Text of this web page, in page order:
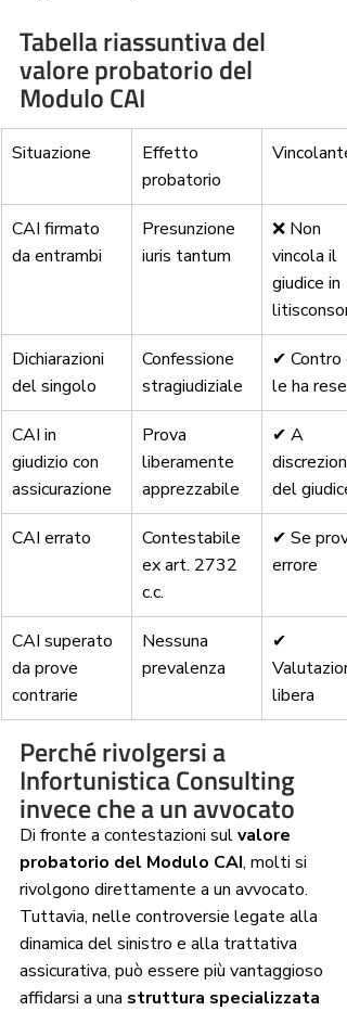
Tabella riassuntiva del
valore probatorio del
Modulo CAI
Situazione
Effetto
probatorio
CAI firmato
da entrambi
Presunzione
iuris tantum
❌ Non
vincola il
giudice in
Dichiarazioni
del singolo
Confessione
stragiudiziale
✔ Contro
le ha rese
CAI in
giudizio con
assicurazione
Prova
liberamente
apprezzabile
✔ A
del giudice
CAI errato
Contestabile
ex art. 2732
c.c.
✔ Se
errore
CAI superato
da prove
contrarie
Nessuna
prevalenza
✔
libera
Perché rivolgersi a
Infortunistica Consulting
invece che a un avvocato
Di fronte a contestazioni sul valore
probatorio del Modulo CAI, molti si
rivolgono direttamente a un avvocato.
Tuttavia, nelle controversie legate alla
dinamica del sinistro e alla trattativa
assicurativa, può essere più vantaggioso
affidarsi a una struttura specializzata